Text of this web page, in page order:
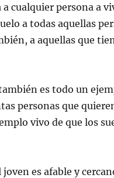
a cualquier persona a
a todas aquellas
a aquellas que
es todo un
personas que
vivo de que los
es afable y